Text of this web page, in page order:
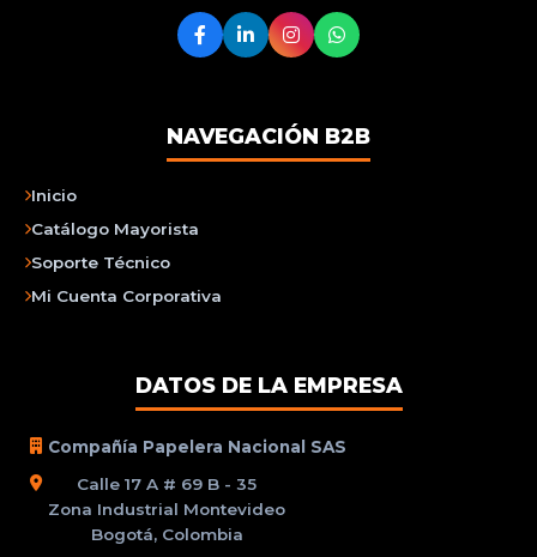
NAVEGACIÓN B2B
Inicio
Catálogo Mayorista
Soporte Técnico
Mi Cuenta Corporativa
DATOS DE LA EMPRESA
Compañía Papelera Nacional SAS
Calle 17 A # 69 B - 35
Zona Industrial Montevideo
Bogotá, Colombia